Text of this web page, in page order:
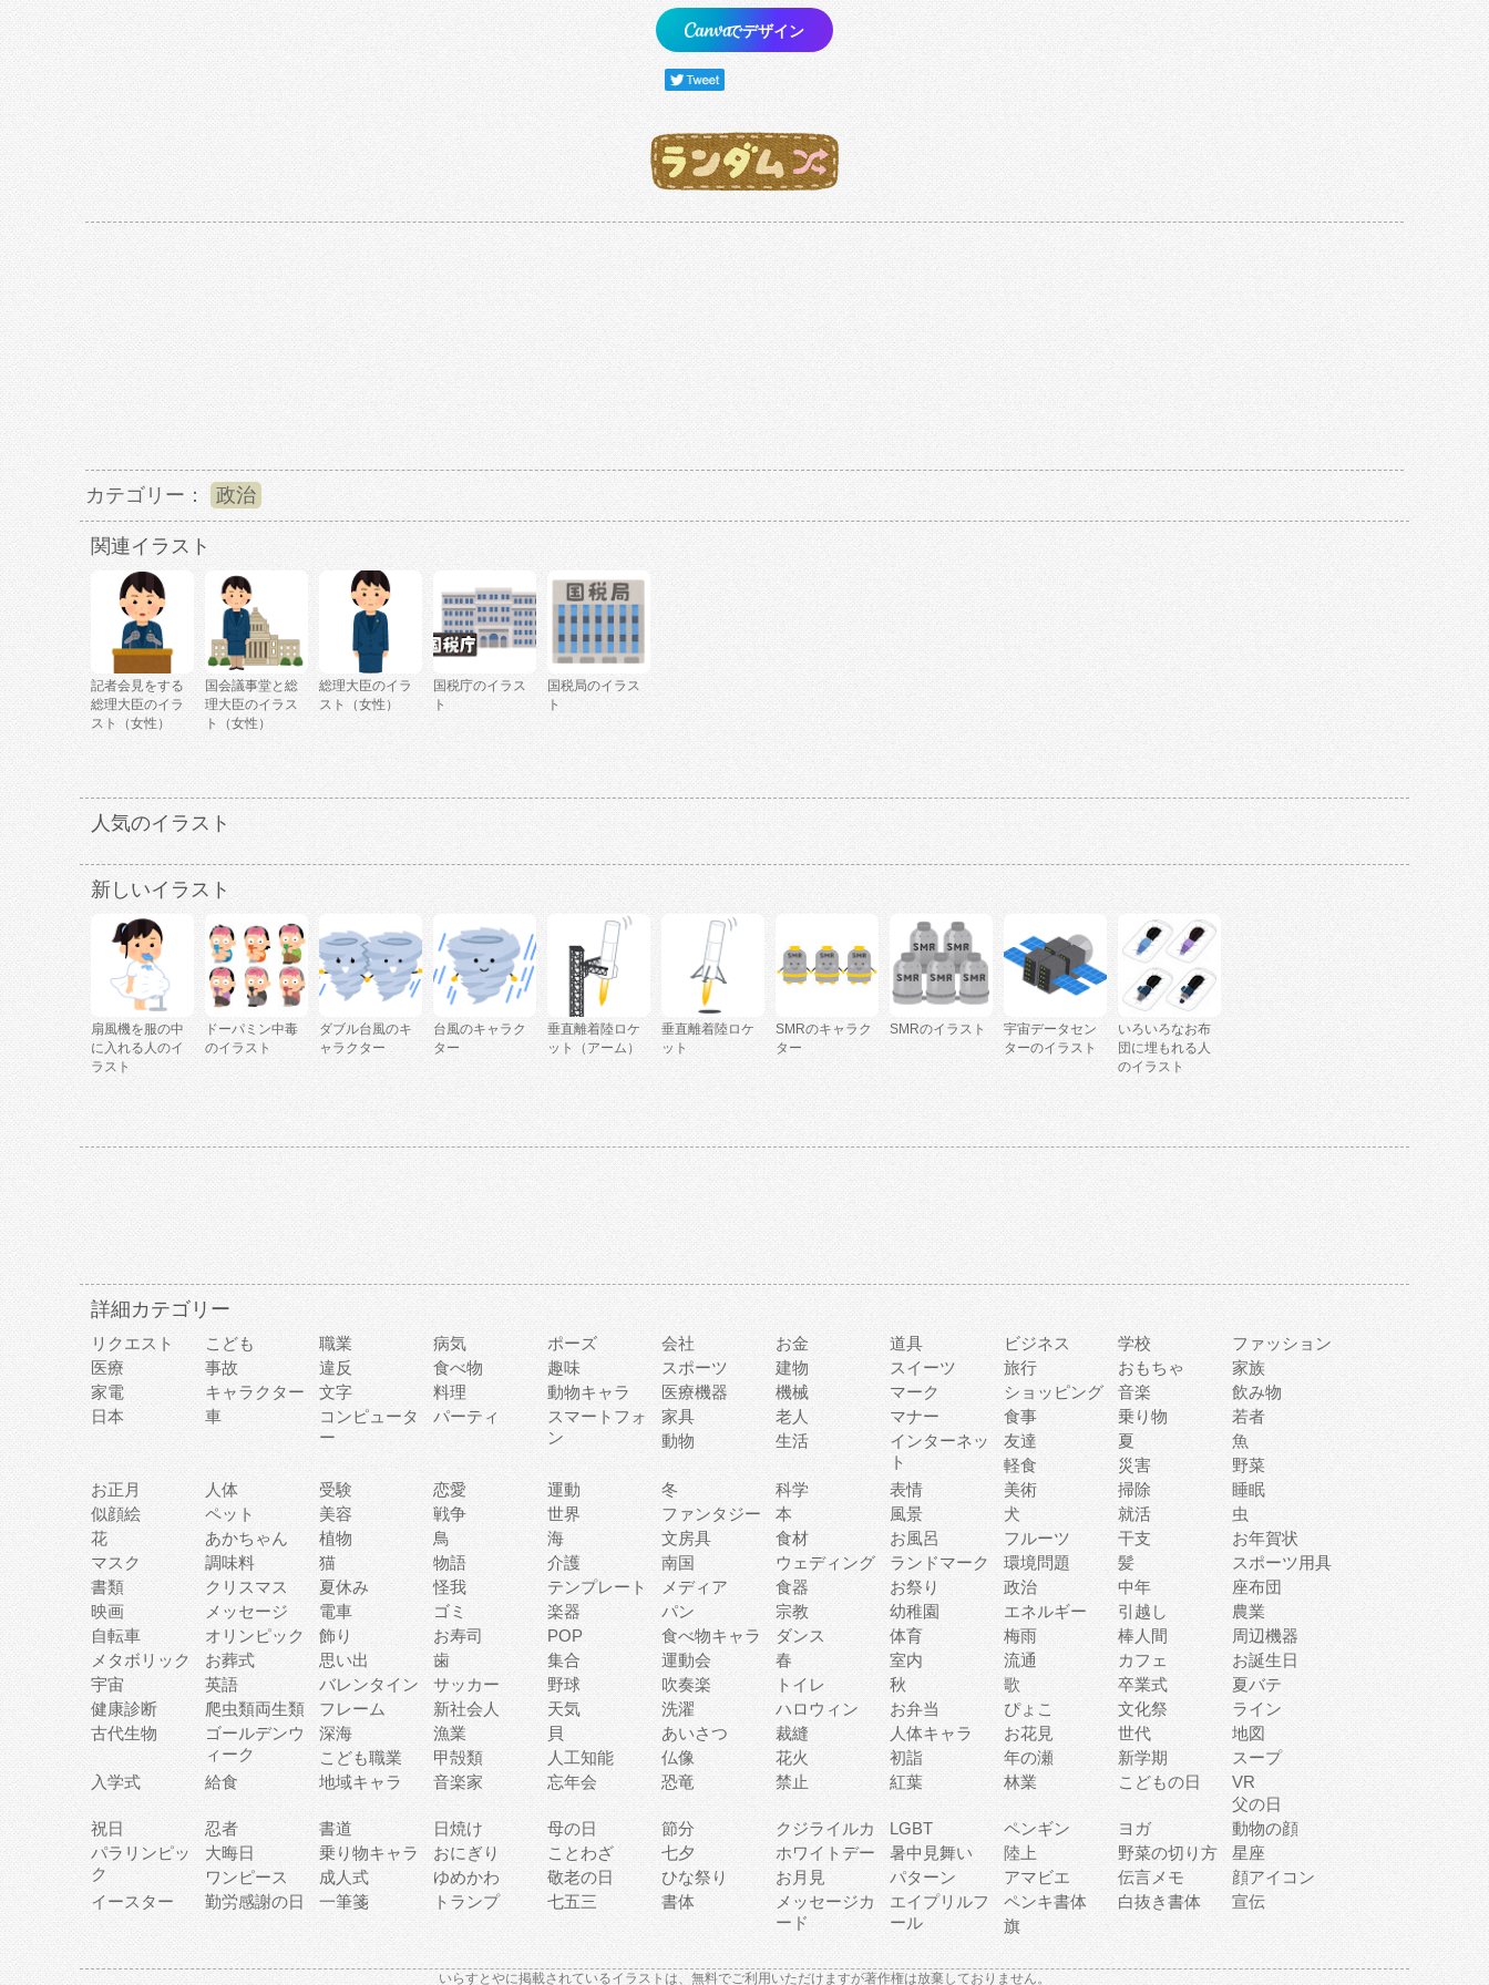
でデザイン
カテゴリー： 政治
関連イラスト
記者会見をする
総理大臣のイラ
スト（女性）
国会議事堂と総
理大臣のイラス
ト（女性）
総理大臣のイラ
スト（女性）
国税庁のイラス
ト
国税局のイラス
ト
人気のイラスト
新しいイラスト
扇風機を服の中
に入れる人のイ
ラスト
ドーパミン中毒
のイラスト
ダブル台風のキ
ャラクター
台風のキャラク
ター
垂直離着陸ロケ
ット（アーム）
垂直離着陸ロケ
ット
SMRのキャラク
ター
SMRのイラスト
宇宙データセン
ターのイラスト
いろいろなお布
団に埋もれる人
のイラスト
詳細カテゴリー
リクエスト こども 職業 病気 ポーズ 会社 お金 道具 ビジネス 学校
ファッション
医療
事故 違反 食べ物 趣味 スポーツ 建物 スイーツ 旅行 おもちゃ
家族
家電
キャラクター 文字 料理 動物キャラ 医療機器 機械 マーク ショッピング 音楽
飲み物
日本
車
コンピュータ
ー
パーティ
スマートフォ
ン
家具 老人 マナー 食事 乗り物
若者
動物
生活
インターネッ
ト
友達 夏
魚
軽食
災害
野菜
お正月
人体 受験 恋愛 運動 冬 科学 表情 美術 掃除
睡眠
似顔絵
ペット 美容 戦争 世界 ファンタジー 本 風景 犬 就活
虫
花
あかちゃん 植物 鳥 海 文房具 食材 お風呂 フルーツ 干支
お年賀状
マスク
調味料 猫 物語 介護 南国 ウェディング ランドマーク 環境問題 髪
スポーツ用具
書類
クリスマス 夏休み 怪我 テンプレート メディア 食器 お祭り 政治 中年
座布団
映画
メッセージ 電車 ゴミ 楽器 パン 宗教 幼稚園 エネルギー 引越し
農業
自転車
オリンピック 飾り お寿司 POP 食べ物キャラ ダンス 体育 梅雨 棒人間
周辺機器
メタボリック
お葬式 思い出 歯 集合 運動会 春 室内 流通 カフェ
お誕生日
宇宙
英語 バレンタイン サッカー 野球 吹奏楽 トイレ 秋 歌 卒業式
夏バテ
健康診断
爬虫類両生類 フレーム 新社会人 天気 洗濯 ハロウィン お弁当 ぴょこ 文化祭
ライン
古代生物
ゴールデンウ
ィーク
深海 漁業 貝 あいさつ 裁縫 人体キャラ お花見 世代
地図
こども職業
甲殻類 人工知能 仏像 花火 初詣 年の瀬 新学期
スープ
入学式
給食 地域キャラ 音楽家 忘年会 恐竜 禁止 紅葉 林業 こどもの日
VR
父の日
祝日
忍者 書道 日焼け 母の日 節分 クジライルカ LGBT ペンギン ヨガ
動物の顔
パラリンピッ
ク
大晦日 乗り物キャラ おにぎり ことわざ 七夕 ホワイトデー 暑中見舞い 陸上 野菜の切り方
星座
ワンピース
成人式 ゆめかわ 敬老の日 ひな祭り お月見 パターン アマビエ 伝言メモ
顔アイコン
イースター
勤労感謝の日 一筆箋 トランプ 七五三 書体
メッセージカ
ード
エイプリルフ
ール
ペンキ書体 白抜き書体
宣伝
旗
いらすとやに掲載されているイラストは、無料でご利用いただけますが著作権は放棄しておりません。